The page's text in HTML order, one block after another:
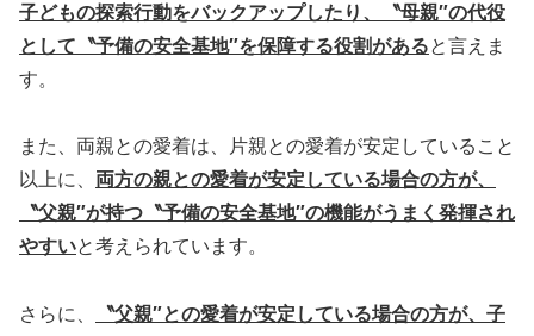
子どもの探索行動をバックアップしたり、〝母親″の代役
として〝予備の安全基地″を保障する役割があると言えま
す。
また、両親との愛着は、片親との愛着が安定していること
以上に、 両方の親との愛着が安定している場合の方が、
〝父親″が持つ〝予備の安全基地″の機能がうまく発揮され
やすいと考えられています。
さらに、
〝父親″との愛着が安定している場合の方が、子